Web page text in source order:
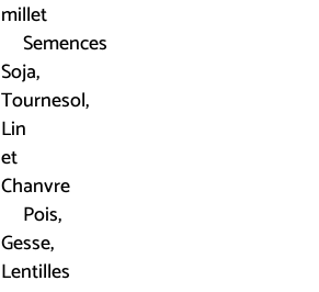
millet
Semences
Soja,
Tournesol,
Lin
et
Chanvre
Pois,
Gesse,
Lentilles